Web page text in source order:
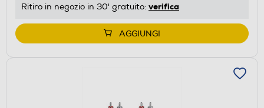
Ritiro in negozio in 30' gratuito: verifica
AGGIUNGI